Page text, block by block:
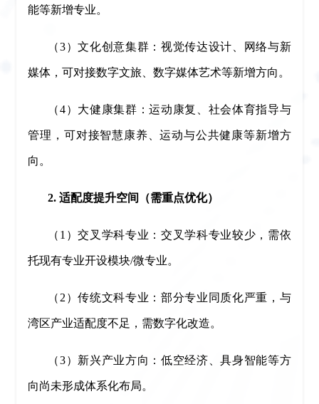
能等新增专业。
（3）文化创意集群：视觉传达设计、网络与新
媒体，可对接数字文旅、数字媒体艺术等新增方向。
（4）大健康集群：运动康复、社会体育指导与
管理，可对接智慧康养、运动与公共健康等新增方
向。
2. 适配度提升空间（需重点优化）
（1）交叉学科专业：交叉学科专业较少，需依
托现有专业开设模块/微专业。
（2）传统文科专业：部分专业同质化严重，与
湾区产业适配度不足，需数字化改造。
（3）新兴产业方向：低空经济、具身智能等方
向尚未形成体系化布局。